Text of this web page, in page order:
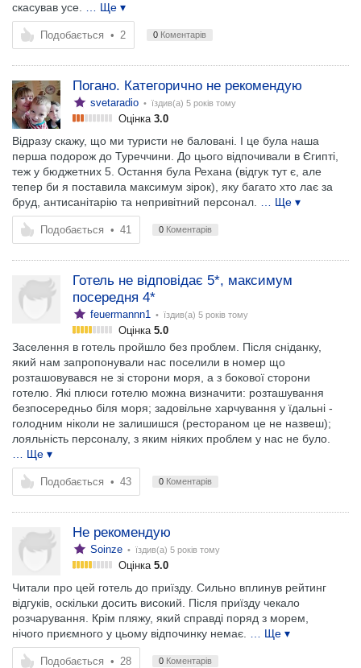
скасував усе.
… Ще ▾
Подобається • 2 0 Коментарів
Погано. Категорично не рекомендую
svetaradio • їздив(а) 5 років тому
Оцінка 3.0
Відразу скажу, що ми туристи не баловані. І це була наша
перша подорож до Туреччини. До цього відпочивали в Єгипті,
теж у бюджетних 5. Остання була Рехана (відгук тут є, але
тепер би я поставила максимум зірок), яку багато хто лає за
бруд, антисанітарію та непривітний персонал.
… Ще ▾
Подобається • 41 0 Коментарів
Готель не відповідає 5*, максимум
посередня 4*
feuermannn1 • їздив(а) 5 років тому
Оцінка 5.0
Заселення в готель пройшло без проблем. Після сніданку,
який нам запропонували нас поселили в номер що
розташовувався не зі сторони моря, а з бокової сторони
готелю. Які плюси готелю можна визначити: розташування
безпосередньо біля моря; задовільне харчування у їдальні -
голодним ніколи не залишишся (рестораном це не назвеш);
лояльність персоналу, з яким ніяких проблем у нас не було.
… Ще ▾
Подобається • 43 0 Коментарів
Не рекомендую
Soinze • їздив(а) 5 років тому
Оцінка 5.0
Читали про цей готель до приїзду. Сильно вплинув рейтинг
відгуків, оскільки досить високий. Після приїзду чекало
розчарування. Крім пляжу, який справді поряд з морем,
нічого приємного у цьому відпочинку немає.
… Ще ▾
Подобається • 28 0 Коментарів